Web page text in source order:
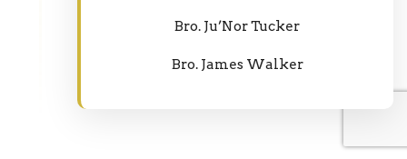
Bro. Ju’Nor Tucker
Bro. James Walker